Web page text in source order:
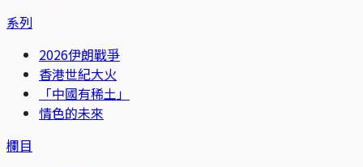
系列
2026伊朗戰爭
香港世紀大火
「中國有稀土」
情色的未來
欄目